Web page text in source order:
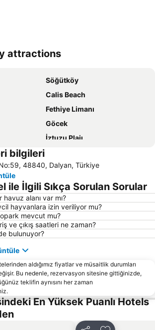
attractions
Söğütköy
Calis Beach
Fethiye Limanı
Göcek
İztuzu Plajı
Dalaman Airport
Turunc Halk Plajı
Sedir Adası
Köyceğiz-Göl
Sarsala Koyu
Muğla Otobüs Terminali
Marmaris Kalesi
Çiftlik
Göcek Belediye Marina
Club Mistral Martı Marina Halk Plajı
bilgileri
48840, Dalyan, Türkiye
ile İlgili Sıkça Sorulan Sorular
alanı var mı?
hayvanlara izin veriliyor mu?
mevcut mu?
ve çıkış saatleri ne zaman?
bulunuyor?
aldığımız fiyatlar ve müsaitlik durumları
Bu nedenle, rezervasyon sitesine gittiğinizde,
teklifin aynısını her zaman
En Yüksek Puanlı Hotels